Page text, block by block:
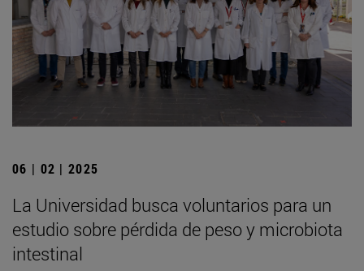
06 | 02 | 2025
La Universidad busca voluntarios para un
estudio sobre pérdida de peso y microbiota
intestinal